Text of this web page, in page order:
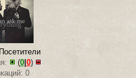
Посетители
(0|0)
0